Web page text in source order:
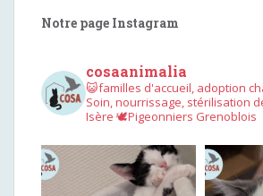
Notre page Instagram
cosaanimalia
😺familles d'accueil, adoption
Soin, nourrissage, stérilisation
Isère 🕊︎Pigeonniers Grenoblois